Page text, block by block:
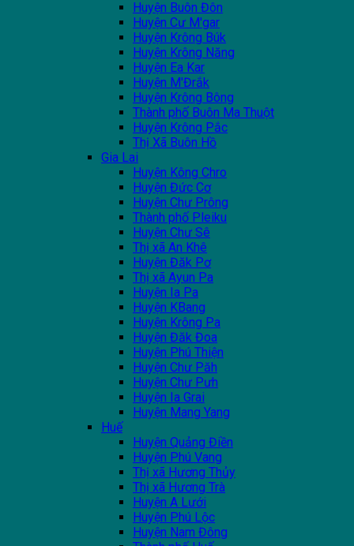
Huyện Buôn Đôn
Huyện Cư M'gar
Huyện Krông Búk
Huyện Krông Năng
Huyện Ea Kar
Huyện M'Đrắk
Huyện Krông Bông
Thành phố Buôn Ma Thuột
Huyện Krông Pắc
Thị Xã Buôn Hồ
Gia Lai
Huyện Kông Chro
Huyện Đức Cơ
Huyện Chư Prông
Thành phố Pleiku
Huyện Chư Sê
Thị xã An Khê
Huyện Đăk Pơ
Thị xã Ayun Pa
Huyện Ia Pa
Huyện KBang
Huyện Krông Pa
Huyện Đăk Đoa
Huyện Phú Thiện
Huyện Chư Păh
Huyện Chư Pưh
Huyện Ia Grai
Huyện Mang Yang
Huế
Huyện Quảng Điền
Huyện Phú Vang
Thị xã Hương Thủy
Thị xã Hương Trà
Huyện A Lưới
Huyện Phú Lộc
Huyện Nam Đông